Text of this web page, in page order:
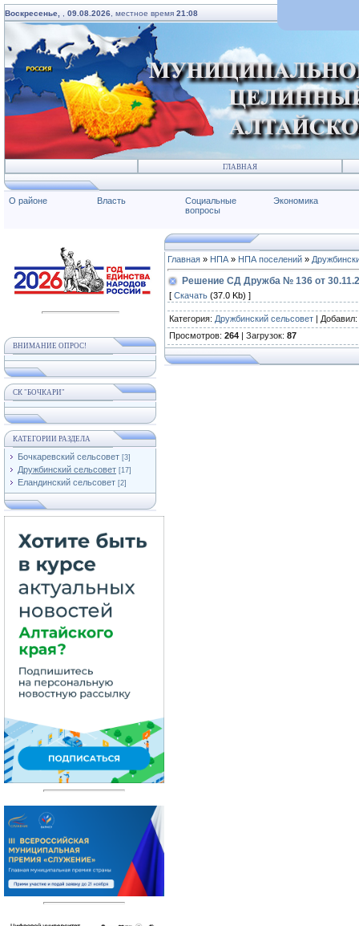
Воскресенье, 09.08.2026 , местное время 21:08
ГЛАВНАЯ
О районе Власть
Социальные
вопросы
Экономика
ВНИМАНИЕ ОПРОС!
СК "БОЧКАРИ"
КАТЕГОРИИ РАЗДЕЛА
Бочкаревский сельсовет [3]
Дружбинский сельсовет [17]
Еландинский сельсовет [2]
Главная » НПА » НПА поселений »
Решение СД Дружба № 136 от
[ Скачать (37.0 Kb) ]
Категория: Дружбинский сельсовет | Добавил:
Просмотров: 264 | Загрузок: 87